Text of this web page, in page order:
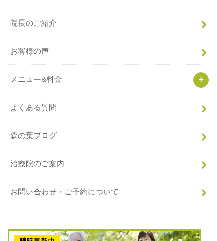
院長のご紹介
お客様の声
メニュー&料金
よくある質問
森の葉ブログ
治療院のご案内
お問い合わせ・ご予約について